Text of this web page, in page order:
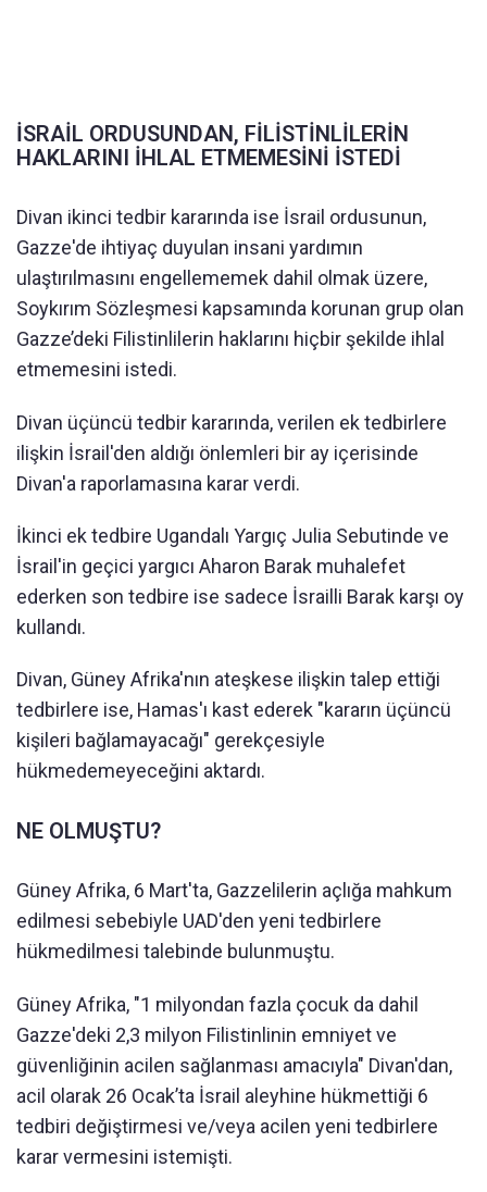
İSRAİL ORDUSUNDAN, FİLİSTİNLİLERİN
HAKLARINI İHLAL ETMEMESİNİ İSTEDİ
Divan ikinci tedbir kararında ise İsrail ordusunun,
Gazze'de ihtiyaç duyulan insani yardımın
ulaştırılmasını engellememek dahil olmak üzere,
Soykırım Sözleşmesi kapsamında korunan grup olan
Gazze’deki Filistinlilerin haklarını hiçbir şekilde ihlal
etmemesini istedi.
Divan üçüncü tedbir kararında, verilen ek tedbirlere
ilişkin İsrail'den aldığı önlemleri bir ay içerisinde
Divan'a raporlamasına karar verdi.
İkinci ek tedbire Ugandalı Yargıç Julia Sebutinde ve
İsrail'in geçici yargıcı Aharon Barak muhalefet
ederken son tedbire ise sadece İsrailli Barak karşı oy
kullandı.
Divan, Güney Afrika'nın ateşkese ilişkin talep ettiği
tedbirlere ise, Hamas'ı kast ederek "kararın üçüncü
kişileri bağlamayacağı" gerekçesiyle
hükmedemeyeceğini aktardı.
NE OLMUŞTU?
Güney Afrika, 6 Mart'ta, Gazzelilerin açlığa mahkum
edilmesi sebebiyle UAD'den yeni tedbirlere
hükmedilmesi talebinde bulunmuştu.
Güney Afrika, "1 milyondan fazla çocuk da dahil
Gazze'deki 2,3 milyon Filistinlinin emniyet ve
güvenliğinin acilen sağlanması amacıyla" Divan'dan,
acil olarak 26 Ocak’ta İsrail aleyhine hükmettiği 6
tedbiri değiştirmesi ve/veya acilen yeni tedbirlere
karar vermesini istemişti.